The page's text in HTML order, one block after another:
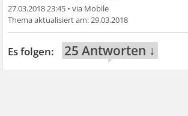
27.03.2018 23:45 •
29.03.2018
25 Antworten ↓